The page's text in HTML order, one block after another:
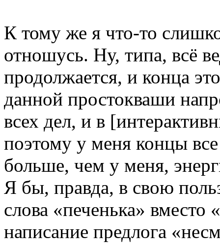
К тому же я что-то
отношусь. Ну, типа, всё
продолжается, и конца
данной простокваши
всех дел, и в
поэтому у меня концы
больше, чем у меня,
Я бы, правда, в свою
слова «печенька» вместо
написание предлога